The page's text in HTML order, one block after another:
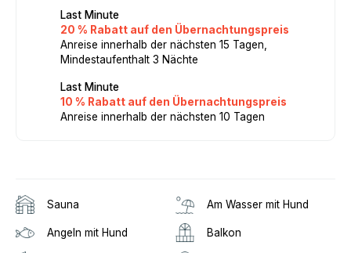
Last Minute
20 % Rabatt auf den Übernachtungspreis
Anreise innerhalb der nächsten 15 Tagen,
Mindestaufenthalt 3 Nächte
Last Minute
10 % Rabatt auf den Übernachtungspreis
Anreise innerhalb der nächsten 10 Tagen
Sauna Am Wasser mit Hund
Angeln mit Hund Balkon